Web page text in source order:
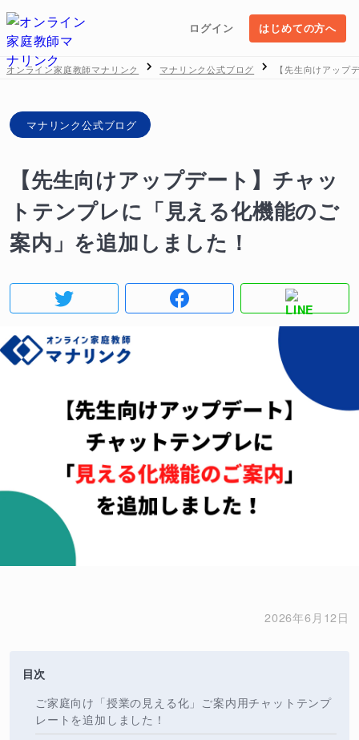
ログイン はじめての方へ
オンライン家庭教師マナリンク マナリンク公式ブログ 【先生向けアップ
マナリンク公式ブログ
【先生向けアップデート】チャッ
トテンプレに「見える化機能のご
案内」を追加しました！
2026年6月12日
目次
ご家庭向け「授業の見える化」ご案内用チャットテンプ
レートを追加しました！